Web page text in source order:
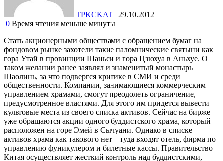
TPKCKAT
29.10.2012
0 Время чтения меньше минуты
Стать акционерными обществами с обращением бумаг на
фондовом рынке захотели такие паломнические святыни как
гора Утай в провинции Шаньси и гора Цзюхуа в Аньхуе. О
таком желании ранее заявлял и знаменитый монастырь
Шаолинь, за что подвергся критике в СМИ и среди
общественности. Компании, занимающиеся коммерческим
управлением храмами, смогут преодолеть ограничение,
предусмотренное властями. Для этого им придется вывести
культовые места из своего списка активов. Сейчас на бирже
уже обращаются акции одного буддистского храма, который
расположен на горе Эмей в Сычуани. Однако в списке
активов храма как такового нет – туда входят отель, фирма по
управлению фуникулером и билетные кассы. Правительство
Китая осуществляет жесткий контроль над буддистскими,